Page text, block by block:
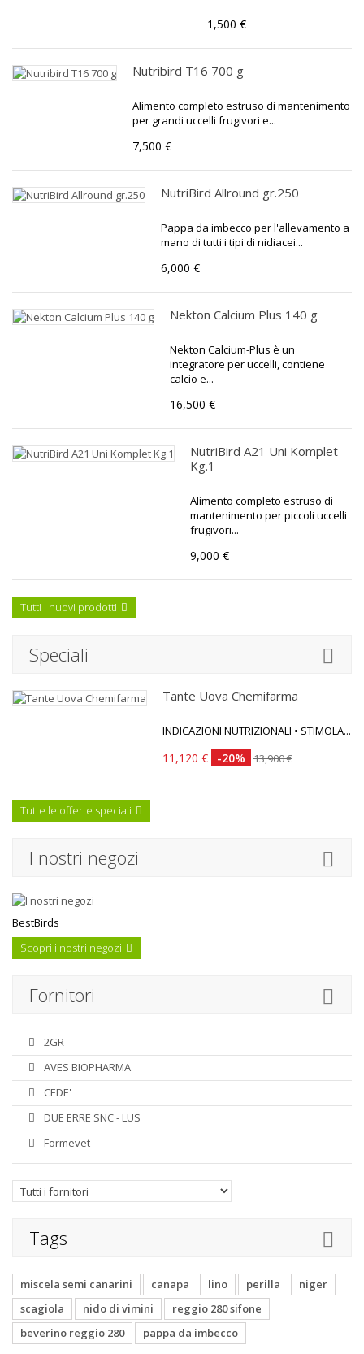
1,500 €
Nutribird T16 700 g
Alimento completo estruso di mantenimento
per grandi uccelli frugivori e...
7,500 €
NutriBird Allround gr.250
Pappa da imbecco per l'allevamento a
mano di tutti i tipi di nidiacei...
6,000 €
Nekton Calcium Plus 140 g
Nekton Calcium-Plus è un
integratore per uccelli, contiene
calcio e...
16,500 €
NutriBird A21 Uni Komplet
Kg.1
Alimento completo estruso di
mantenimento per piccoli uccelli
frugivori...
9,000 €
Tutti i nuovi prodotti
Speciali
Tante Uova Chemifarma
INDICAZIONI NUTRIZIONALI • STIMOLA...
11,120 € -20% 13,900 €
Tutte le offerte speciali
I nostri negozi
BestBirds
Scopri i nostri negozi
Fornitori
2GR
AVES BIOPHARMA
CEDE'
DUE ERRE SNC - LUS
Formevet
Tags
miscela semi canarini canapa lino perilla
niger
scagiola
nido di vimini
reggio 280 sifone
beverino reggio 280
pappa da imbecco